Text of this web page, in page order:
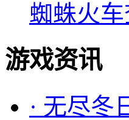
蜘蛛火
游戏资讯
· 无尽冬